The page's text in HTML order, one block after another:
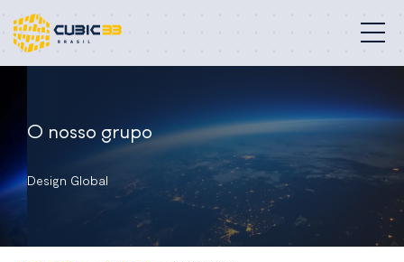
O nosso grupo
Design Global
Edifícios especializados
Nossos serviços
Compromisso
Sobre nós